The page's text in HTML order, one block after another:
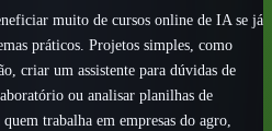
muito de cursos online de IA se já
práticos. Projetos simples, como
criar um assistente para dúvidas de
ou analisar planilhas de
trabalha em empresas do agro,